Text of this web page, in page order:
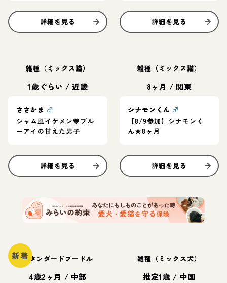
詳細を見る 詳細を見る
雑種（ミックス猫）
1歳ぐらい /近畿
ささかま ♂
シャム風イケメン💙ブル
ーアイの甘えた男子
詳細を見る
雑種（ミックス猫）
8ヶ月 / 関東
シナモンくん ♂
【8/9参加】シナモンく
ん★8ヶ月
詳細を見る
新着スタンダードプードル
4歳2ヶ月 / 中部
雑種（ミックス犬）
推定1歳 / 中国